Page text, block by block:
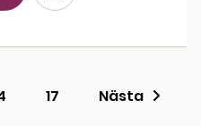
17 Nästa